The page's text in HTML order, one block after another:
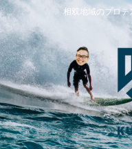
相双地域のプロテ